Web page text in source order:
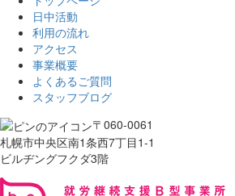
日中活動
利用の流れ
アクセス
事業概要
よくあるご質問
スタッフブログ
〒060-0061
札幌市中央区南1条西7丁目1-1
ビルヂングフクダ3階